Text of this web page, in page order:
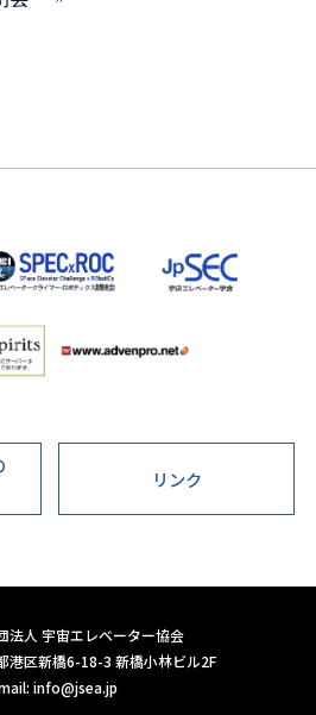
リンク
法人 宇宙エレベーター協会
港区新橋6-18-3 新橋小林ビル2F
info@jsea.jp